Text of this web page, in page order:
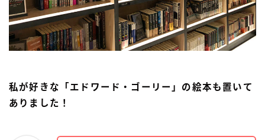
私が好きな「エドワード・ゴーリー」の絵本も置いて
ありました！